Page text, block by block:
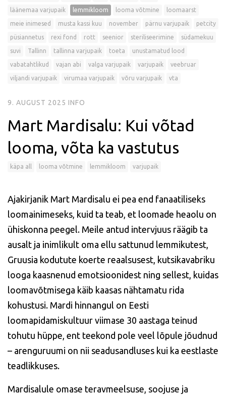
läänemaa varjupaik lemmikloom looma võtmine loomaarst
meie inimesed musta kassi kuu november pärnu varjupaik petcity
püsiannetus rexi fond rott seenior steriliseerimine südamekuu
suvi Tallinn tallinna varjupaik toeta unustamatud lood
vabatahtlikud vajan abi valga varjupaik varjupaik veebruar
viljandi varjupaik virumaa varjupaik võru varjupaik vta
9. AUGUST 2025 INFO
Mart Mardisalu: Kui võtad
looma, võta ka vastutus
käpa all looma võtmine lemmikloom varjupaik
Ajakirjanik Mart Mardisalu ei pea end fanaatiliseks
loomainimeseks, kuid ta teab, et loomade heaolu on
ühiskonna peegel. Meile antud intervjuus räägib ta
ausalt ja inimlikult oma ellu sattunud lemmikutest,
Gruusia kodutute koerte reaalsusest, kutsikavabriku
looga kaasnenud emotsioonidest ning sellest, kuidas
loomavõtmisega käib kaasas nähtamatu rida
kohustusi. Mardi hinnangul on Eesti
loomapidamiskultuur viimase 30 aastaga teinud
tohutu hüppe, ent teekond pole veel lõpule jõudnud
– arenguruumi on nii seadusandluses kui ka eestlaste
teadlikkuses.
Mardisalule omase teravmeelsuse, soojuse ja